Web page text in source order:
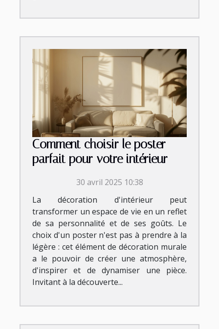
Comment choisir le poster
parfait pour votre intérieur
30 avril 2025 10:38
La décoration d'intérieur peut
transformer un espace de vie en un reflet
de sa personnalité et de ses goûts. Le
choix d'un poster n'est pas à prendre à la
légère : cet élément de décoration murale
a le pouvoir de créer une atmosphère,
d'inspirer et de dynamiser une pièce.
Invitant à la découverte...